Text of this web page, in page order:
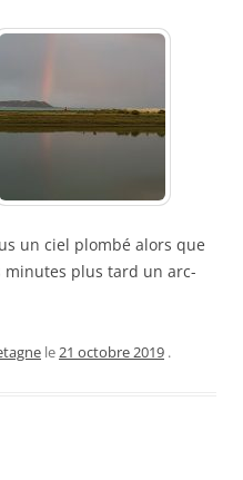
un ciel plombé alors que
minutes plus tard un arc-
le21 octobre 2019 .